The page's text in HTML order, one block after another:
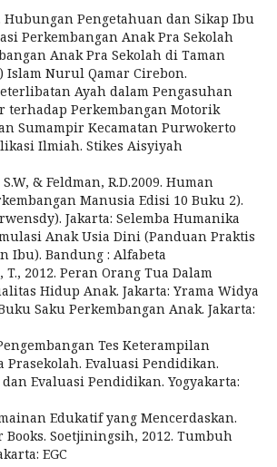
Hubungan Pengetahuan dan Sikap Ibu
Perkembangan Anak Pra Sekolah
Anak Pra Sekolah di Taman
Islam Nurul Qamar Cirebon.
Ayah dalam Pengasuhan
terhadap Perkembangan Motorik
Sumampir Kecamatan Purwokerto
Ilmiah. Stikes Aisyiyah
& Feldman, R.D.2009. Human
Manusia Edisi 10 Buku 2).
Jakarta: Selemba Humanika
Anak Usia Dini (Panduan Praktis
Ibu). Bandung : Alfabeta
2012. Peran Orang Tua Dalam
Hidup Anak. Jakarta: Yrama Widya
Saku Perkembangan Anak. Jakarta:
Tes Keterampilan
Prasekolah. Evaluasi Pendidikan.
Evaluasi Pendidikan. Yogyakarta:
Edukatif yang Mencerdaskan.
Books. Soetjiningsih, 2012. Tumbuh
EGC